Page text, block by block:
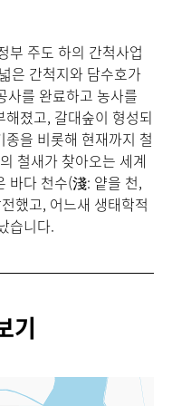
부 주도 하의 간척사업
은 간척지와 담수호가
사를 완료하고 농사를
졌고, 갈대숲이 형성되
을 비롯해 현재까지 철
철새가 찾아오는 세계
바다 천수(淺: 얕을 천,
했고, 어느새 생태학적
습니다.
기